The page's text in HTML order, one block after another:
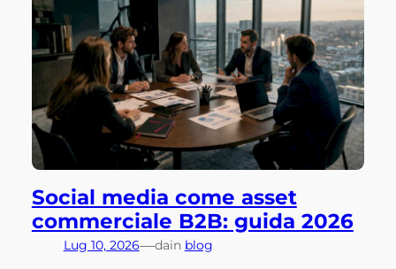
Social media come asset
commerciale B2B: guida 2026
Lug 10, 2026—dain blog